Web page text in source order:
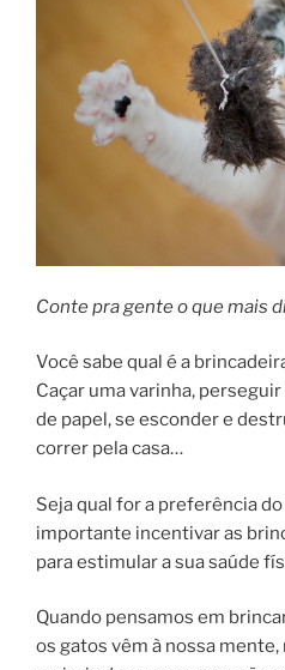
Conte pra gente o que mais
Você sabe qual é a
Caçar uma varinha,
de papel, se esconder e
correr pela casa…
Seja qual for a preferência
importante incentivar as
para estimular a sua saúde
Quando pensamos em
os gatos vêm à nossa mente,